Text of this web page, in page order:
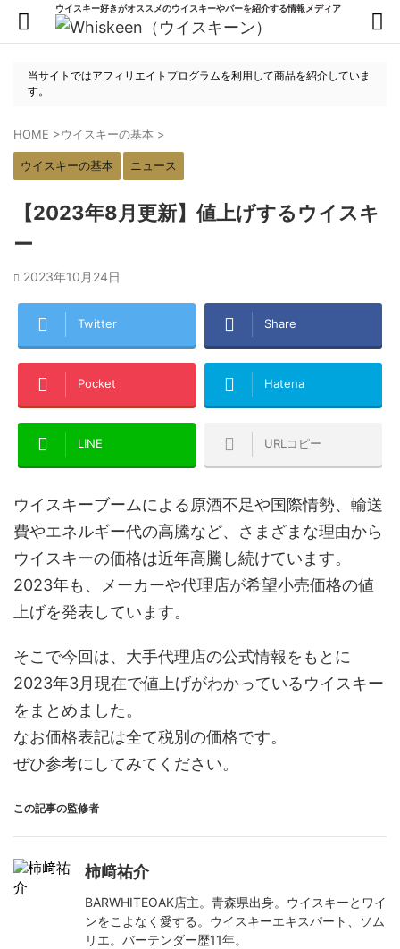
ウイスキー好きがオススメのウイスキーやバーを紹介する情報メディア
当サイトではアフィリエイトプログラムを利用して商品を紹介していま
す。
HOME >ウイスキーの基本 >
ウイスキーの基本 ニュース
【2023年8月更新】値上げするウイスキ
ー
2023年10月24日
Twitter Share
Pocket Hatena
LINE URLコピー
ウイスキーブームによる原酒不足や国際情勢、輸送
費やエネルギー代の高騰など、さまざまな理由から
ウイスキーの価格は近年高騰し続けています。
2023年も、メーカーや代理店が希望小売価格の値
上げを発表しています。
そこで今回は、大手代理店の公式情報をもとに
2023年3月現在で値上げがわかっているウイスキー
をまとめました。
なお価格表記は全て税別の価格です。
ぜひ参考にしてみてください。
この記事の監修者
柿﨑祐介
BARWHITEOAK店主。青森県出身。ウイスキーとワイ
ンをこよなく愛する。ウイスキーエキスパート、ソム
リエ。バーテンダー歴11年。